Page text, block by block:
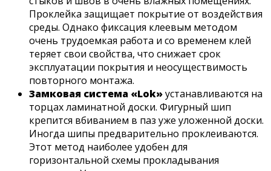
Проклейка защищает покрытие от воздействия
среды. Однако фиксация клеевым методом
очень трудоемкая работа и со временем клей
теряет свои свойства, что снижает срок
эксплуатации покрытия и неосуществимость
повторного монтажа.
Замковая система «Lok»устанавливаются на
торцах ламинатной доски. Фигурный шип
крепится вбиванием в паз уже уложенной доски.
Иногда шипы предварительно проклеиваются.
Этот метод наиболее удобен для
горизонтальной схемы прокладывания